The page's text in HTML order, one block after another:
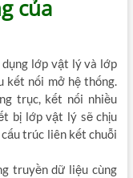
của
lớp vật lý và lớp
kết nối mở hệ thống.
trục, kết nối nhiều
bị lớp vật lý sẽ chịu
trúc liên kết chuỗi
truyền dữ liệu cùng